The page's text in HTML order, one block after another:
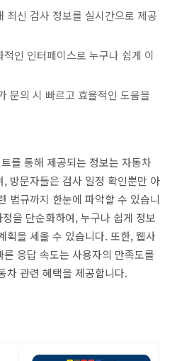
최신 검사 정보를 실시간으로 제공
인 인터페이스로 누구나 쉽게 이
문의 시 빠르고 효율적인 도움을
를 통해 제공되는 정보는 자동차
방문자들은 검사 일정 확인뿐만 아
법규까지 한눈에 파악할 수 있습니
을 단순화하여, 누구나 쉽게 정보
획을 세울 수 있습니다. 또한, 웹사
응답 속도는 사용자의 만족도를
차 관련 혜택을 제공합니다.